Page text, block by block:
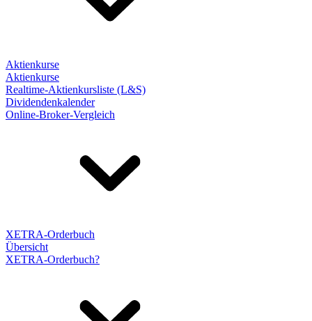
Aktienkurse
Aktienkurse
Realtime-Aktienkursliste (L&S)
Dividendenkalender
Online-Broker-Vergleich
XETRA-Orderbuch
Übersicht
XETRA-Orderbuch?